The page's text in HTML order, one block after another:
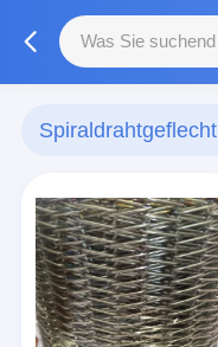
Spiraldrahtgeflecht